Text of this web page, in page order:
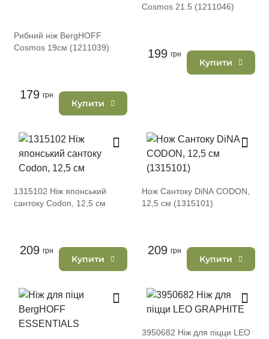
Рибний ніж BergHOFF
Cosmos 19см (1211039)
179 грн
Купити
Cosmos 21.5 (1211046)
199 грн
Купити
1315102 Ніж японський
сантоку Codon, 12,5 см
209 грн
Купити
Нож Сантоку DiNA CODON,
12,5 см (1315101)
209 грн
Купити
3950682 Ніж для піцци LEO